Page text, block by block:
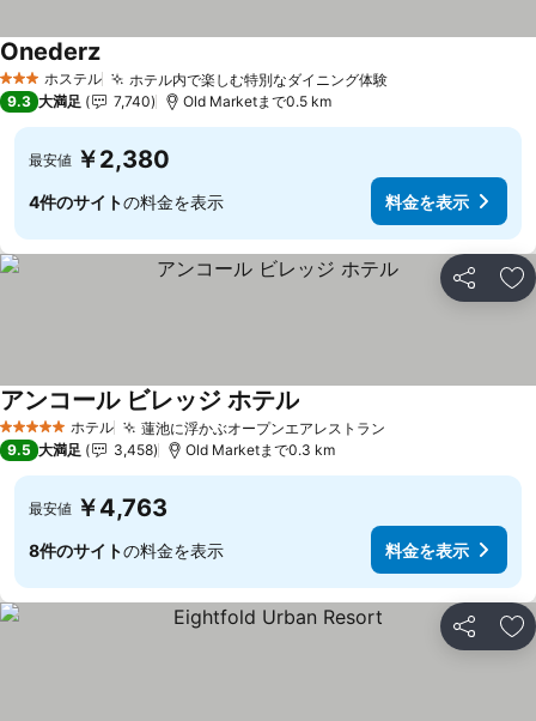
3 ホテルのランク
ホステル ホテル内で楽しむ特別なダイニング体験料金を表示
Onederz料金を表示
9.3 大満足 7,740 Old Marketまで0.5 km
最安値 ￥2,380
4件のサイトの料金を表示 料金を表示
シェア お
5 ホテルのランク
ホテル 蓮池に浮かぶオープンエアレストラン
アンコール ビレッジ ホテル
9.5 大満足 3,458 Old Marketまで0.3 km
最安値 ￥4,763
8件のサイトの料金を表示 料金を表示
シェア お